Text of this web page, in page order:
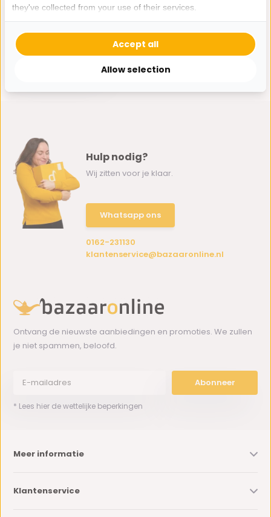
cm - Crème
Hulp nodig?
Wij zitten voor je klaar.
Whatsapp ons
0162-231130
klantenservice@bazaaronline.nl
Ontvang de nieuwste aanbiedingen en promoties. We zullen
je niet spammen, beloofd.
Abonneer
* Lees hier de wettelijke beperkingen
Meer informatie
Klantenservice
they've collected from your use of their services.
Allow selection
Accept all